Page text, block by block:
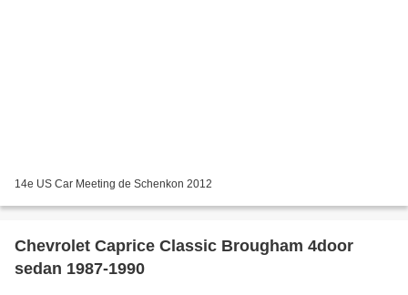
14e US Car Meeting de Schenkon 2012
Chevrolet Caprice Classic Brougham 4door
sedan 1987-1990